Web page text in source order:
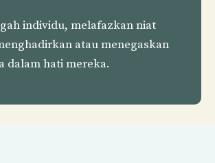
individu, melafazkan niat
atau menegaskan
dalam hati mereka.